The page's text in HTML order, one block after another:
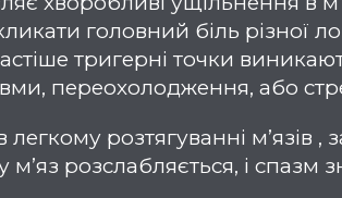
головний біль різної
тригерні точки
переохолодження, або
легкому розтягуванні
розслабляється, і спазм